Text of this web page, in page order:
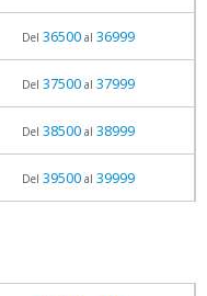
Del 36500al 36999
Del 37500al 37999
Del 38500al 38999
Del 39500al 39999